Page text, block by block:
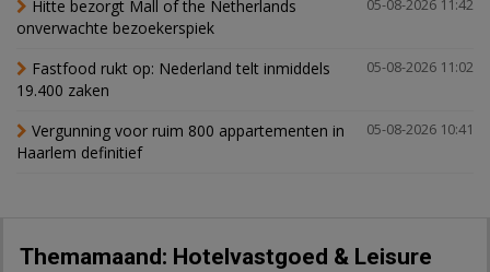
05-08-2026 11:42
Hitte bezorgt Mall of the Netherlands
onverwachte bezoekerspiek
05-08-2026 11:02
Fastfood rukt op: Nederland telt inmiddels
19.400 zaken
05-08-2026 10:41
Vergunning voor ruim 800 appartementen in
Haarlem definitief
Themamaand: Hotelvastgoed & Leisure